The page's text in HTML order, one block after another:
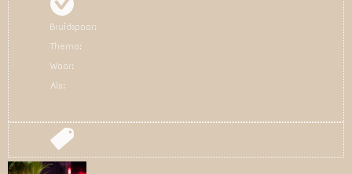
Bruidspaar:
Thema:
Waar:
Als: